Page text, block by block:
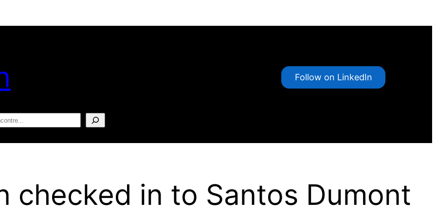
Follow on LinkedIn
checked in to Santos Dumont